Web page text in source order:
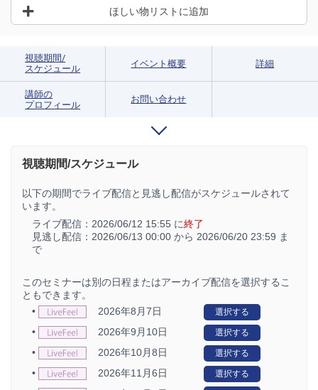
ほしい物リストに追加
視聴期間/
スケジュール
イベント概要 詳細
講師の
プロフィール
お問い合わせ
視聴期間/スケジュール
以下の期間でライブ配信と見逃し配信がスケジュールされて
います。
ライブ配信： 2026/06/12 15:55 に終了
見逃し配信： 2026/06/13 00:00 から 2026/06/20 23:59 ま
で
このセミナーは別の日程またはアーカイブ配信を選択するこ
ともできます。
•
2026年8月7日 選択する
• 2026年9月10日 選択する
• 2026年10月8日 選択する
• 2026年11月6日 選択する